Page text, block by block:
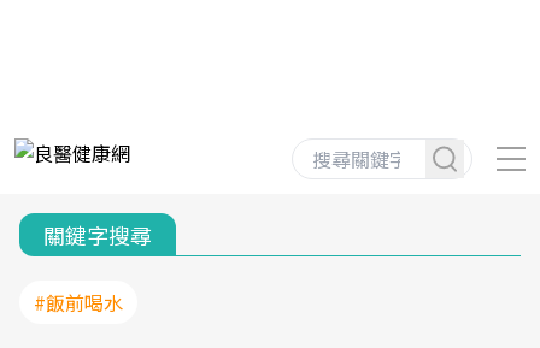
關鍵字搜尋
#飯前喝水